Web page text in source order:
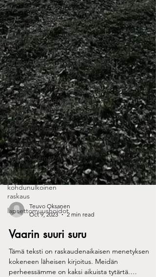
hematooma
sekundäärinen
lapsettomuus
surutyö
Tähti ry:n tiimi
teatteriarvio
menetys
monikkoraskaudessa
vertaistuki
Tähti ry:n toiminta
teemapäivät
kohtukuolema
suru
kohdunulkoinen
raskaus
lapsettomuushoidot
Oct 9, 2023
2 min read
Vaarin suuri suru
Tämä teksti on raskaudenaikaisen menetyksen